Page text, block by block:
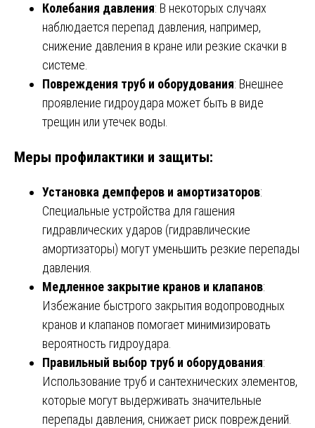
Колебания давления: В некоторых случаях
наблюдается перепад давления, например,
снижение давления в кране или резкие скачки в
системе.
Повреждения труб и оборудования: Внешнее
проявление гидроудара может быть в виде
трещин или утечек воды.
Меры профилактики и защиты:
Установка демпферов и амортизаторов:
Специальные устройства для гашения
гидравлических ударов (гидравлические
амортизаторы) могут уменьшить резкие перепады
давления.
Медленное закрытие кранов и клапанов:
Избежание быстрого закрытия водопроводных
кранов и клапанов помогает минимизировать
вероятность гидроудара.
Правильный выбор труб и оборудования:
Использование труб и сантехнических элементов,
которые могут выдерживать значительные
перепады давления, снижает риск повреждений.